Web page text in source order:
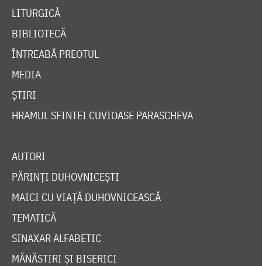
LITURGICĂ
BIBLIOTECĂ
ÎNTREABĂ PREOTUL
MEDIA
ȘTIRI
HRAMUL SFINTEI CUVIOASE PARASCHEVA
AUTORI
PĂRINȚI DUHOVNICEȘTI
MAICI CU VIAȚĂ DUHOVNICEASCĂ
TEMATICĂ
SINAXAR ALFABETIC
MĂNĂSTIRI ȘI BISERICI